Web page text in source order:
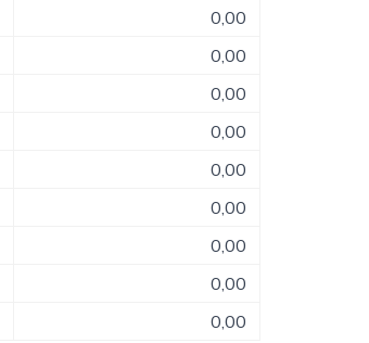
0,00
0,00
0,00
0,00
0,00
0,00
0,00
0,00
0,00